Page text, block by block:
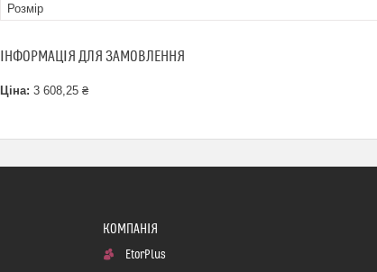
Розмір
ІНФОРМАЦІЯ ДЛЯ ЗАМОВЛЕННЯ
Ціна: 3 608,25 ₴
EtorPlus